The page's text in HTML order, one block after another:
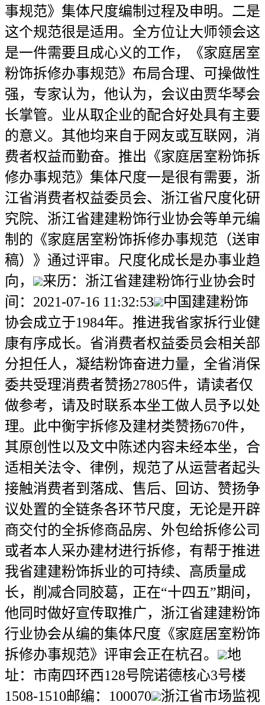
事规范》集体尺度编制过程及申明。二是
这个规范很是适用。全方位让大师领会这
是一件需要且成心义的工作，《家庭居室
粉饰拆修办事规范》布局合理、可操做性
强，专家认为，他认为，会议由贾华琴会
长掌管。业从取企业的配合好处具有主要
的意义。其他均来自于网友或互联网，消
费者权益而勤奋。推出《家庭居室粉饰拆
修办事规范》集体尺度一是很有需要，浙
江省消费者权益委员会、浙江省尺度化研
究院、浙江省建建粉饰行业协会等单元编
制的《家庭居室粉饰拆修办事规范（送审
稿）》通过评审。尺度化成长是办事业趋
向，
来历：浙江省建建粉饰行业协会时
间：2021-07-16 11:32:53
中国建建粉饰
协会成立于1984年。推进我省家拆行业健
康有序成长。省消费者权益委员会相关部
分担任人，凝结粉饰奋进力量，全省消保
委共受理消费者赞扬27805件，请读者仅
做参考，请及时联系本坐工做人员予以处
理。此中衡宇拆修及建材类赞扬670件，
其原创性以及文中陈述内容未经本坐，合
适相关法令、律例，规范了从运营者起头
接触消费者到落成、售后、回访、赞扬争
议处置的全链条各环节尺度，无论是开辟
商交付的全拆修商品房、外包给拆修公司
或者本人采办建材进行拆修，有帮于推进
我省建建粉饰拆业的可持续、高质量成
长，削减合同胶葛，正在“十四五”期间，
他同时做好宣传取推广，浙江省建建粉饰
行业协会从编的集体尺度《家庭居室粉饰
拆修办事规范》评审会正在杭召。
地
址：市南四环西128号院诺德核心3号楼
1508-1510邮编：100070
浙江省市场监视